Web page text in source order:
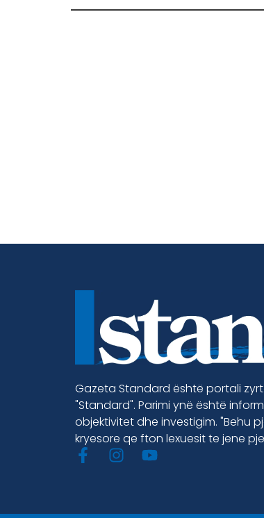
Gazeta Standard është portali
"Standard". Parimi ynë është
objektivitet dhe investigim. "Behu
kryesore qe fton lexuesit te jene